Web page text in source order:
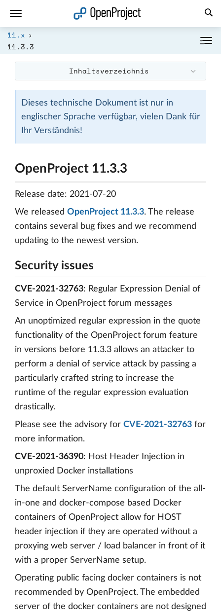
11.x
11.3.3
Inhaltsverzeichnis
Dieses technische Dokument ist nur in
englischer Sprache verfügbar, vielen Dank für
Ihr Verständnis!
OpenProject 11.3.3
Release date: 2021-07-20
We released OpenProject 11.3.3. The release
contains several bug fixes and we recommend
updating to the newest version.
Security issues
CVE-2021-32763: Regular Expression Denial of
Service in OpenProject forum messages
An unoptimized regular expression in the quote
functionality of the OpenProject forum feature
in versions before 11.3.3 allows an attacker to
perform a denial of service attack by passing a
particularly crafted string to increase the
runtime of the regular expression evaluation
drastically.
Please see the advisory for CVE-2021-32763 for
more information.
CVE-2021-36390: Host Header Injection in
unproxied Docker installations
The default ServerName configuration of the all-
in-one and docker-compose based Docker
containers of OpenProject allow for HOST
header injection if they are operated without a
proxying web server / load balancer in front of it
with a proper ServerName setup.
Operating public facing docker containers is not
recommended by OpenProject. The embedded
server of the docker containers are not designed
Link in neuem Tab öffnen